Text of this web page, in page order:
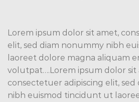
Lorem ipsum dolor sit amet,
elit, sed diam nonummy nibh
laoreet dolore magna aliquam
volutpat….Lorem ipsum dolor sit
consectetuer adipiscing elit,
nibh euismod tincidunt ut